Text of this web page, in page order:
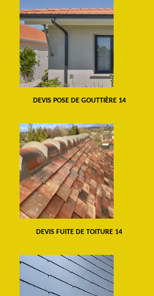
DEVIS POSE DE GOUTTIÈRE 14
DEVIS FUITE DE TOITURE 14